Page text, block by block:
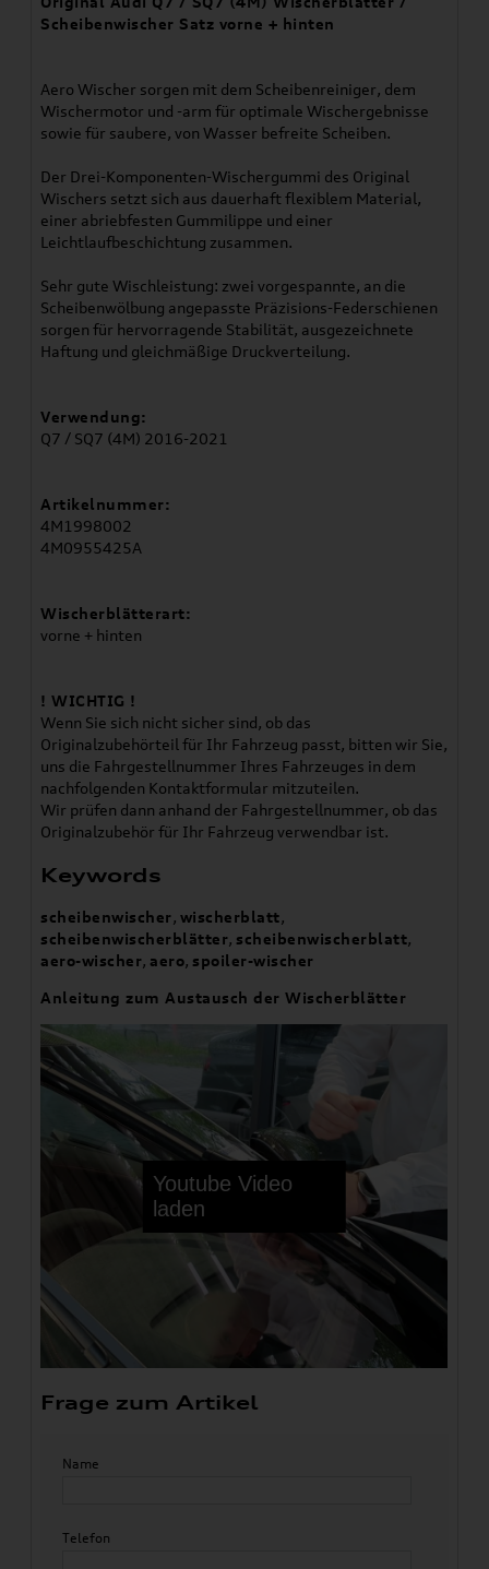
Scheibenwischer Satz vorne + hinten
Aero Wischer sorgen mit dem Scheibenreiniger, dem
Wischermotor und -arm für optimale Wischergebnisse
sowie für saubere, von Wasser befreite Scheiben.
Der Drei-Komponenten-Wischergummi des Original
Wischers setzt sich aus dauerhaft flexiblem Material,
einer abriebfesten Gummilippe und einer
Leichtlaufbeschichtung zusammen.
Sehr gute Wischleistung: zwei vorgespannte, an die
Scheibenwölbung angepasste Präzisions-Federschienen
sorgen für hervorragende Stabilität, ausgezeichnete
Haftung und gleichmäßige Druckverteilung.
Verwendung:
Q7 / SQ7 (4M) 2016-2021
Artikelnummer:
4M1998002
4M0955425A
Wischerblätterart:
vorne + hinten
! WICHTIG !
Wenn Sie sich nicht sicher sind, ob das
Originalzubehörteil für Ihr Fahrzeug passt, bitten wir Sie,
uns die Fahrgestellnummer Ihres Fahrzeuges in dem
nachfolgenden Kontaktformular mitzuteilen.
Wir prüfen dann anhand der Fahrgestellnummer, ob das
Originalzubehör für Ihr Fahrzeug verwendbar ist.
Keywords
scheibenwischer, wischerblatt,
scheibenwischerblätter, scheibenwischerblatt,
aero-wischer, aero, spoiler-wischer
Anleitung zum Austausch der Wischerblätter
Frage zum Artikel
Name
Telefon